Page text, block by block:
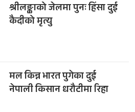
श्रीलङ्काको जेलमा पुनः हिंसा दुई
कैदीको मृत्यु
मल किन्न भारत पुगेका दुई
नेपाली किसान धरौटीमा रिहा